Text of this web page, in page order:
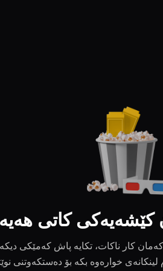
کێشەیەکی کاتی
کار ناکات، تکایە پاش کەمێکی دیکە
خوارەوە بکە بۆ دەستکەوتنی